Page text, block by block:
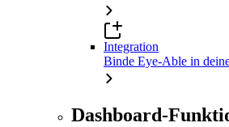
Integration
Binde Eye-Able in
Dashboard-